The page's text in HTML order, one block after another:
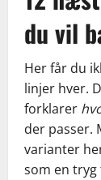
du vil
Her får du
linjer hver.
forklarer
der passer.
varianter
som en